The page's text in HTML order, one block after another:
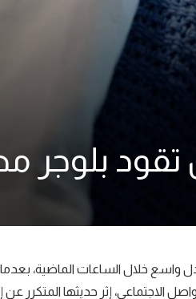
بلوجر
جدل واسع خلال الساعات الماضية،
الاجتماعي، إثر حديثها المتكرر